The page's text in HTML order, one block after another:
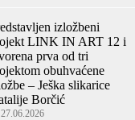
izložbeni
LINK IN ART 12 i
prva od tri
obuhvaćene
– Ješka slikarice
Borčić
27.06.2026